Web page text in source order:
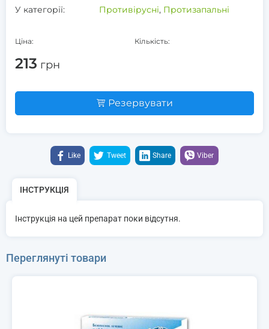
У категорії:
Противірусні, Протизапальні
Ціна:
213 грн
Кількість:
Резервувати
Like Tweet Share Viber
ІНСТРУКЦІЯ
Інструкція на цей препарат поки відсутня.
Переглянуті товари